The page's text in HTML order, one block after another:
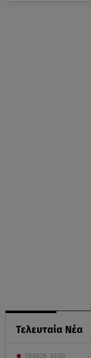
Τελευταία Νέα
09.08.26 , 03:00